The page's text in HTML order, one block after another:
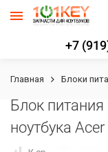
+7
Главная Блоки
Блок питания
ноутбука